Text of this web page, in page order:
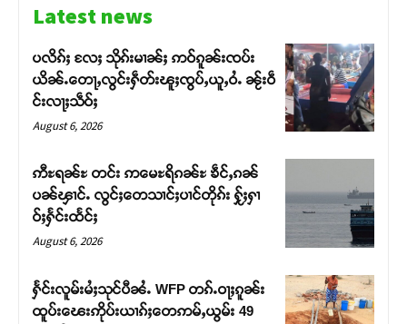
Latest news
ပလိၵ်ႈ လႄႈ သိုၵ်းမၢၼ်ႈ ဢဝ်ၵူၼ်းၸပ်း
ယိၼ်ႉတေႃႇလွင်းႁဵတ်းၽူႈၸွပ်ႇယူႇဝႆႉ ၼႂ်းဝဵ
င်းလႃႈသဵဝ်ႈ
August 6, 2026
ဢီႊရၼ်ႊ တင်း ဢမေႊရိၵၼ်ႊ ၶဵင်ႇၵၼ်
ပၼ်ၾၢင်ႉ လွင်ႈတေသၢင်ႈပၢင်တိုၵ်း ႁႂ်ႈႁၢ
ဝ်ႈႁႅင်းထႅင်ႈ
August 6, 2026
ႁႅင်းလူမ်းမႆႈသုင်ပီၼႆႉ WFP တၵ်ႉဝႃႈၵူၼ်း
ထူပ်းၽေးဢိုပ်းယၢၵ်ႈတေဢမ်ႇယွမ်း 49